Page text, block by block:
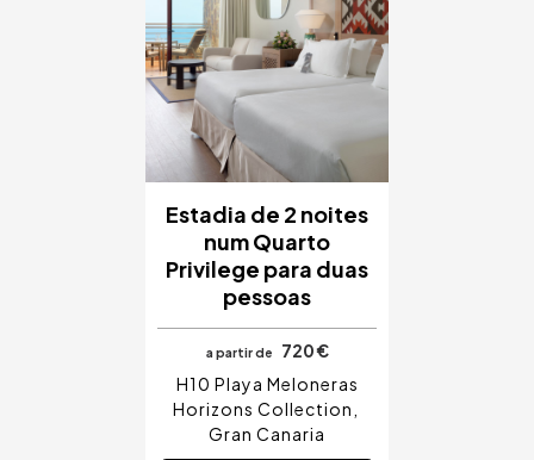
Estadia de 2 noites
num Quarto
Privilege para duas
pessoas
a partir de
720 €
H10 Playa Meloneras
Horizons Collection
Gran Canaria